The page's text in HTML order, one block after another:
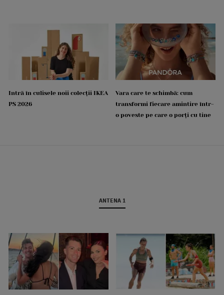
Intră în culisele noii colecții IKEA
PS 2026
Vara care te schimbă: cum
transformi fiecare amintire într-
o poveste pe care o porți cu tine
ANTENA 1